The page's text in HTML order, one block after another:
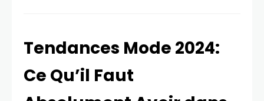
Tendances Mode 2024:
Ce Qu’il Faut